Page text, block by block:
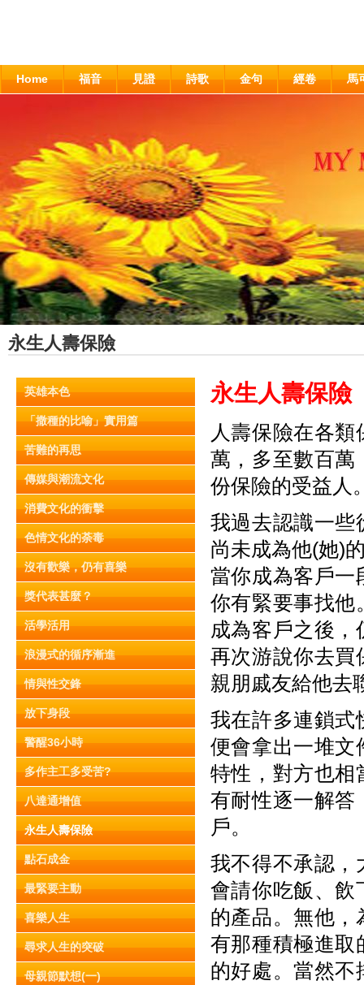
Home 福音 見證 詩歌 金句 經卷 馬
永生人壽保險
英雄本色
「撒種的比喻」實用篇
苦難的再思
傳媒與潮流文化
消費文化的衝擊
色情文化的荼毒
沒有歡樂，仍有喜樂
獎代表甚麼？
活學活用
浪漫式的循序漸進
情與性交鋒
放下身段
警醒36小時
多作主工多受苦?
八達通增值
永生人壽保險
點石成金
最緊要主動
喜樂人生
尋求人生的突破
母親節默想(一)
永生人壽保險
人壽保險在各
萬，多至數百萬
份保險的受益人
我過去認識一些
尚未成為他(她)
當你成為客戶一
你有緊要事找他
成為客戶之後
再次游說你去買
親朋戚友給他去
我在許多連鎖式
便會拿出一堆文
特性，對方也相
有耐性逐一解答
戶。
我不得不承認，
會請你吃飯、飲
的產品。無他，
有那種積極進取
的好處。當然不